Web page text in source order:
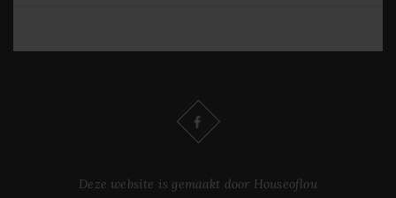
Deze website is gemaakt door Houseoflou